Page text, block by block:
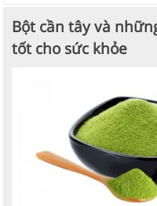
Bột cần tây và
tốt cho sức khỏe